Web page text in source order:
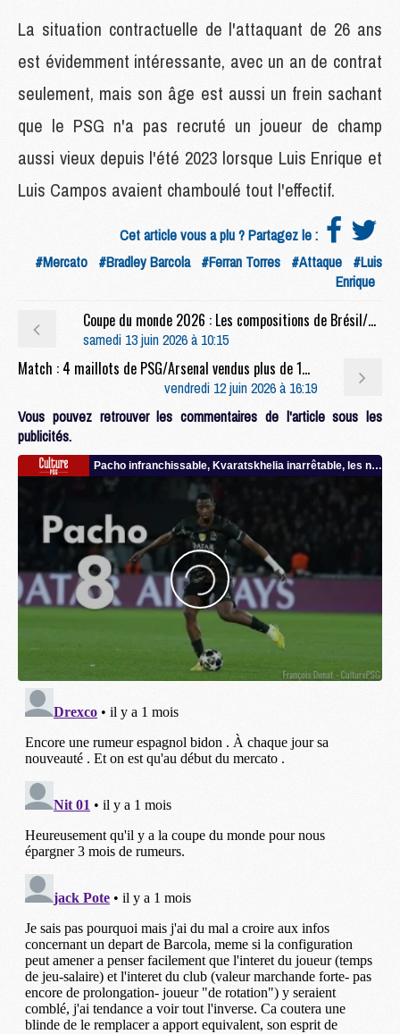
La situation contractuelle de l'attaquant de 26 ans
est évidemment intéressante, avec un an de contrat
seulement, mais son âge est aussi un frein sachant
que le PSG n'a pas recruté un joueur de champ
aussi vieux depuis l'été 2023 lorsque Luis Enrique et
Luis Campos avaient chamboulé tout l'effectif.
Cet article vous a plu ? Partagez le :
#Mercato #Bradley Barcola #Ferran Torres #Attaque #Luis
Enrique
Coupe du monde 2026 : Les compositions de Brésil/Maroc selon la presse
samedi 13 juin 2026 à 10:15
Match : 4 maillots de PSG/Arsenal vendus plus de 100 000 euros
vendredi 12 juin 2026 à 16:19
Vous pouvez retrouver les commentaires de l'article sous les
publicités.